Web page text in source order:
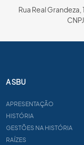
Rua Real
A SBU
APRESENTAÇÃO
HISTÓRIA
GESTÕES NA HISTÓRIA
RAÍZES